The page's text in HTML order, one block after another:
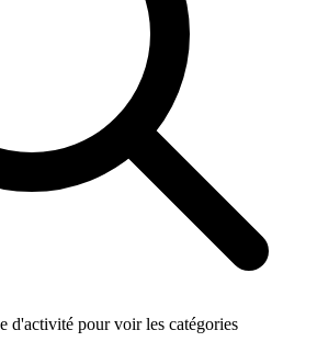
d'activité pour voir les catégories